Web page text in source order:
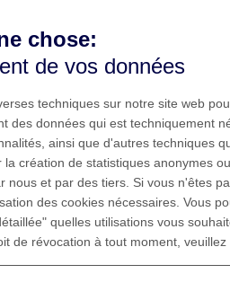
avec
la variété des
pièces. Avec des pièces en
deviendra pour ceux qui le
des pièces en PVC ou
un objet unique
l’aide de notre
le matériel et d’autres
chose:
de vos données
techniques sur notre site web
des données qui est techniquement
ainsi que d'autres techniques
la création de statistiques anonymes
nous et par des tiers. Si vous n'êtes
des cookies nécessaires. Vous
quelles utilisations vous
de révocation à tout moment,